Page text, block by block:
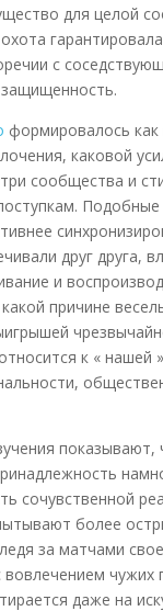
для целой
с
формировалось как
каковой
сообщества и
друг друга,
и
причине
к « нашей
показывают,
сочувственной
более
за матчами
чужих
даже на